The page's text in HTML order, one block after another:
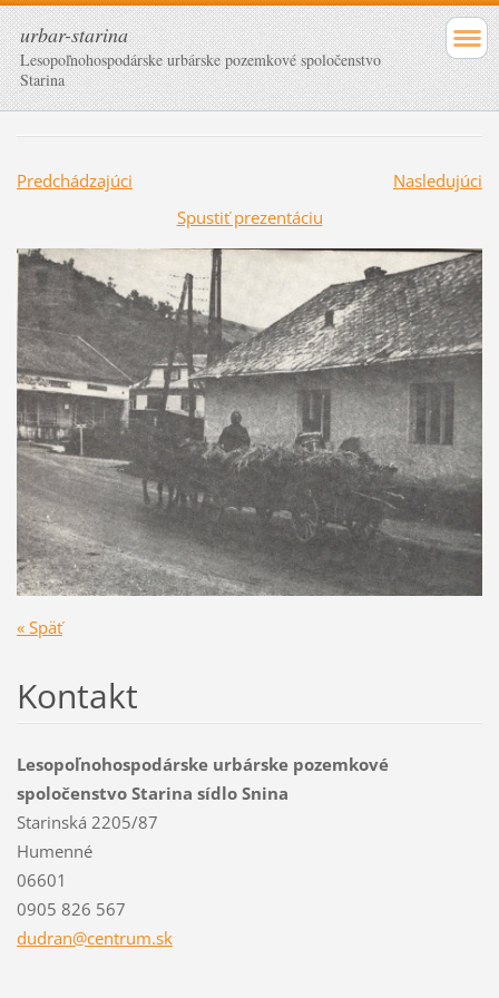
urbar-starina
Lesopoľnohospodárske urbárske pozemkové spoločenstvo
Starina
Predchádzajúci
Nasledujúci
Spustiť prezentáciu
« Späť
Kontakt
Lesopoľnohospodárske urbárske pozemkové
spoločenstvo Starina sídlo Snina
Starinská 2205/87
Humenné
06601
0905 826 567
dudran@centrum.sk